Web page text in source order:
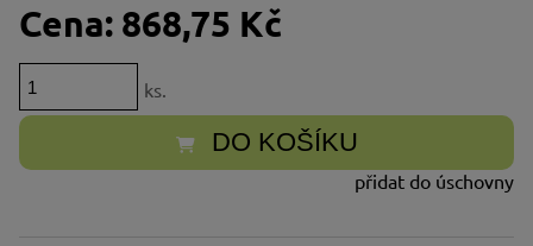
Cena: 868,75 Kč
ks.
DO KOŠÍKU
přidat do úschovny